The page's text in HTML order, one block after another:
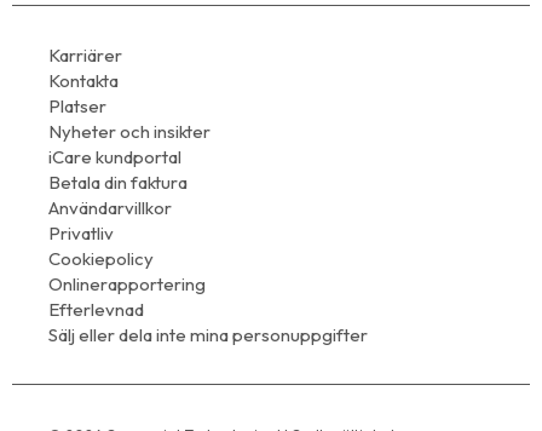
Karriärer
Kontakta
Platser
Nyheter och insikter
iCare kundportal
Betala din faktura
Användarvillkor
Privatliv
Cookiepolicy
Onlinerapportering
Efterlevnad
Sälj eller dela inte mina personuppgifter